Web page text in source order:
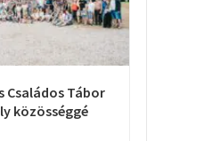
Családos Tábor
közösséggé